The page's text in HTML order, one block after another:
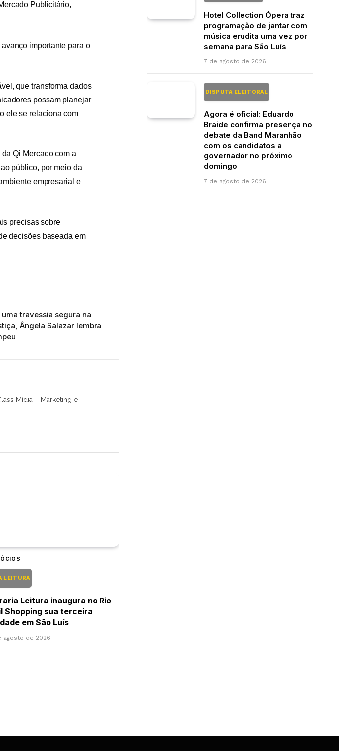
Publicitário,
importante para o
que transforma dados
possam planejar
ele se relaciona com
Qi Mercado com a
público, por meio da
empresarial e
precisas sobre
decisões baseada em
travessia segura na
Ângela Salazar lembra
Mídia – Marketing e
LEITURA
Leitura inaugura no Rio
Shopping sua terceira
em São Luís
agosto de 2026
Hotel Collection Ópera traz
programação de jantar com
música erudita uma vez por
semana para São Luís
7 de agosto de 2026
DISPUTA ELEITORAL
Agora é oficial: Eduardo
Braide confirma presença no
debate da Band Maranhão
com os candidatos a
governador no próximo
domingo
7 de agosto de 2026